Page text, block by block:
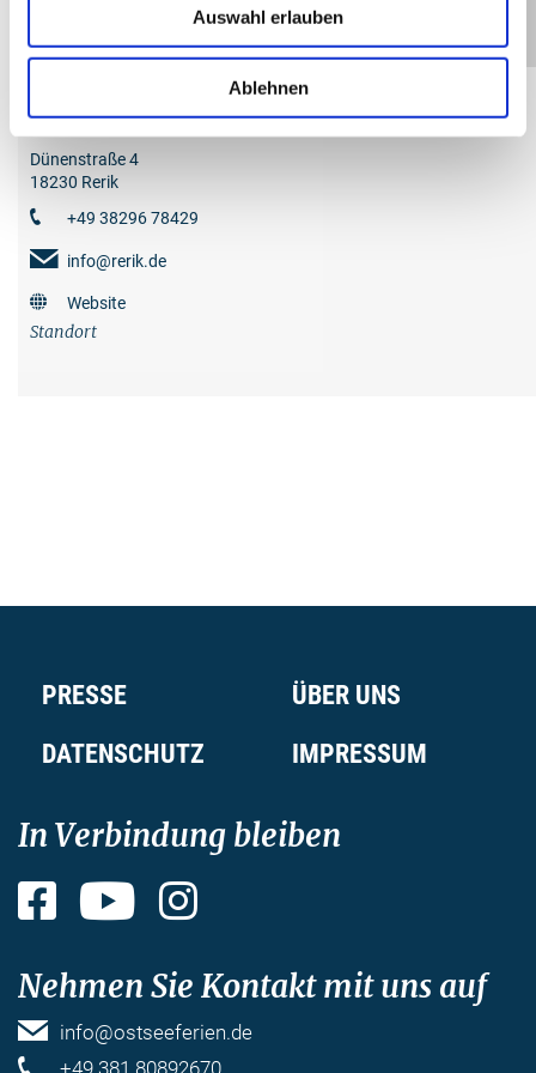
Auswahl erlauben
Ablehnen
−
Dünenstraße 4
18230 Rerik
+49 38296 78429
info@rerik.de
Website
Standort
PRESSE
ÜBER UNS
DATENSCHUTZ
IMPRESSUM
In Verbindung bleiben
Facebook YouTube
Nehmen Sie Kontakt mit uns auf
info@ostseeferien.de